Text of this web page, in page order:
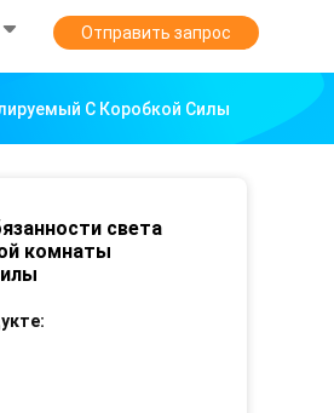
Отправить запрос
С Коробкой Силы
света
комнаты